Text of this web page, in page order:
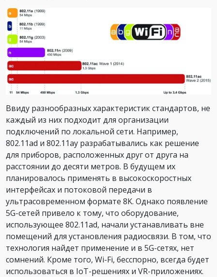
Ввиду разнообразных характеристик стандартов, не
каждый из них подходит для организации
подключений по локальной сети. Например,
802.11ad и 802.11ay разрабатывались как решение
для приборов, расположенных друг от друга на
расстоянии до десяти метров. В будущем их
планировалось применять в высокоскоростных
интерфейсах и потоковой передачи в
ультрасовременном формате 8K. Однако появление
5G-сетей привело к тому, что оборудование,
использующее 802.11ad, начали устанавливать вне
помещений для установления радиосвязи. В том, что
технология найдет применение и в 5G-сетях, нет
сомнений. Кроме того, Wi-Fi, бесспорно, всегда будет
использоваться в IoT-решениях и VR-приложениях.